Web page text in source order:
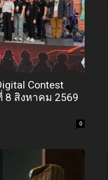
Contest
8 สิงหาคม 2569
0